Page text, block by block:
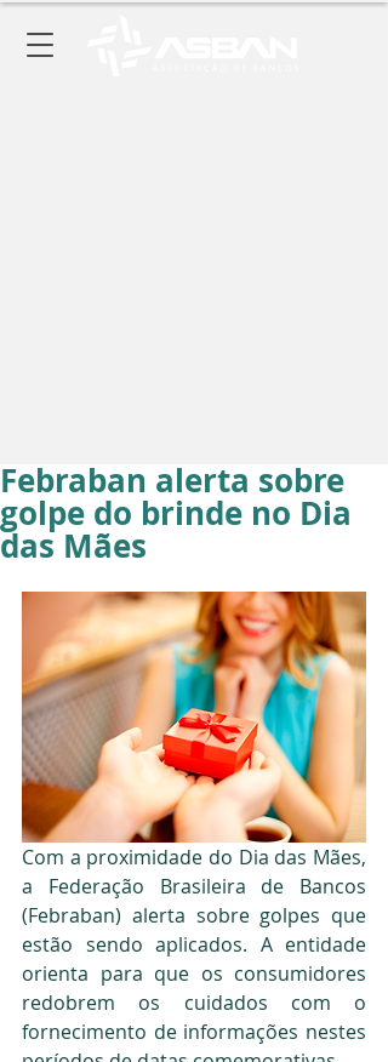
Febraban alerta sobre
golpe do brinde no Dia
das Mães
Com a proximidade do Dia das Mães,
a Federação Brasileira de Bancos
(Febraban) alerta sobre golpes que
estão sendo aplicados. A entidade
orienta para que os consumidores
redobrem os cuidados com o
fornecimento de informações nestes